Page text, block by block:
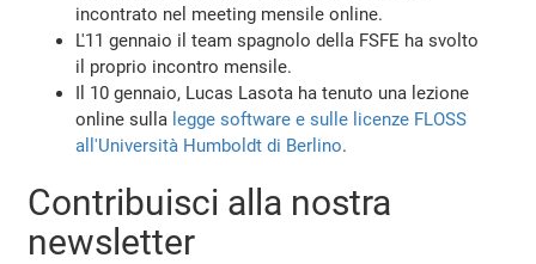
incontrato nel meeting mensile online.
L'11 gennaio il team spagnolo della FSFE ha svolto
il proprio incontro mensile.
Il 10 gennaio, Lucas Lasota ha tenuto una lezione
online sulla legge software e sulle licenze FLOSS
all'Università Humboldt di Berlino.
Contribuisci alla nostra
newsletter